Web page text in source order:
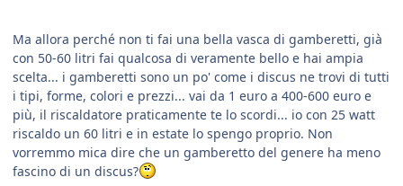
Ma allora perché non ti fai una bella vasca di gamberetti, già
con 50-60 litri fai qualcosa di veramente bello e hai ampia
scelta... i gamberetti sono un po' come i discus ne trovi di tutti
i tipi, forme, colori e prezzi... vai da 1 euro a 400-600 euro e
più, il riscaldatore praticamente te lo scordi... io con 25 watt
riscaldo un 60 litri e in estate lo spengo proprio. Non
vorremmo mica dire che un gamberetto del genere ha meno
fascino di un discus?